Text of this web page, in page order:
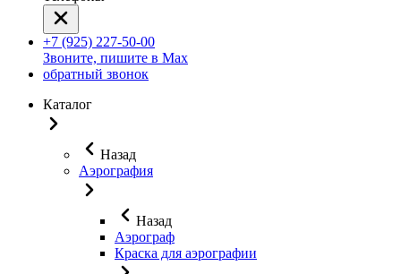
+7 (925) 227-50-00
Звоните, пишите в Max
обратный звонок
Каталог
Назад
Аэрография
Назад
Аэрограф
Краска для аэрографии